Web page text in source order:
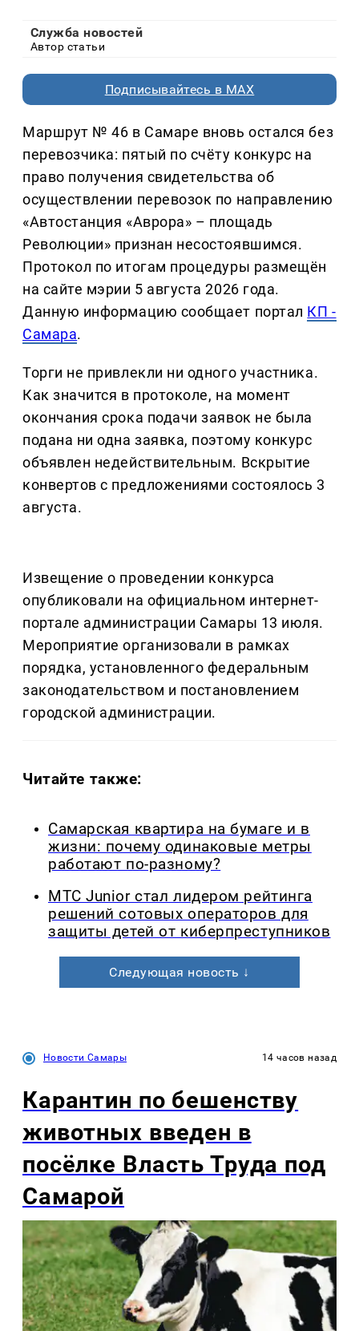
Служба новостей
Автор статьи
Подписывайтесь в MAX
Маршрут № 46 в Самаре вновь остался без
перевозчика: пятый по счёту конкурс на
право получения свидетельства об
осуществлении перевозок по направлению
«Автостанция «Аврора» – площадь
Революции» признан несостоявшимся.
Протокол по итогам процедуры размещён
на сайте мэрии 5 августа 2026 года.
Данную информацию сообщает портал КП -
Самара.
Торги не привлекли ни одного участника.
Как значится в протоколе, на момент
окончания срока подачи заявок не была
подана ни одна заявка, поэтому конкурс
объявлен недействительным. Вскрытие
конвертов с предложениями состоялось 3
августа.
Извещение о проведении конкурса
опубликовали на официальном интернет-
портале администрации Самары 13 июля.
Мероприятие организовали в рамках
порядка, установленного федеральным
законодательством и постановлением
городской администрации.
Читайте также:
Самарская квартира на бумаге и в
жизни: почему одинаковые метры
работают по-разному?
МТС Junior стал лидером рейтинга
решений сотовых операторов для
защиты детей от киберпреступников
Следующая новость ↓
Новости Самары 14 часов назад
Карантин по бешенству
животных введен в
посёлке Власть Труда под
Самарой